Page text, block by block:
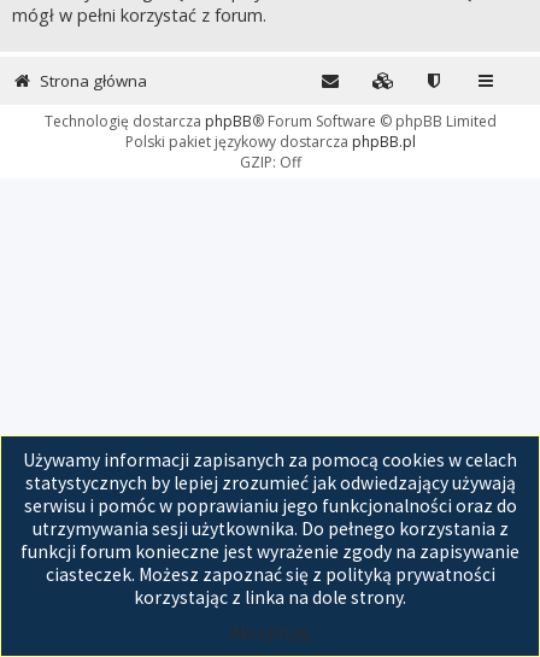
mógł w pełni korzystać z forum.
Używamy informacji zapisanych za pomocą cookies w celach
statystycznych by lepiej zrozumieć jak odwiedzający używają
serwisu i pomóc w poprawianiu jego funkcjonalności oraz do
utrzymywania sesji użytkownika. Do pełnego korzystania z
funkcji forum konieczne jest wyrażenie zgody na zapisywanie
ciasteczek. Możesz zapoznać się z polityką prywatności
korzystając z linka na dole strony.
Akceptuję
Strona główna
Technologię dostarcza phpBB® Forum Software © phpBB Limited
Polski pakiet językowy dostarcza phpBB.pl
GZIP: Off